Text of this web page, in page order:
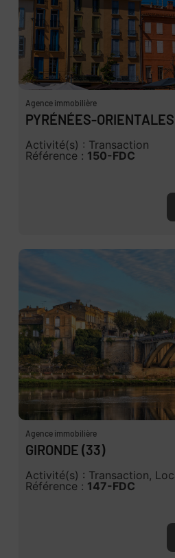
Agence immobilière
PYRÉNÉES-
Activité(s) : Transaction
Référence : 150-FDC
Agence immobilière
GIRONDE (33)
Activité(s) : Transaction,
Référence : 147-FDC